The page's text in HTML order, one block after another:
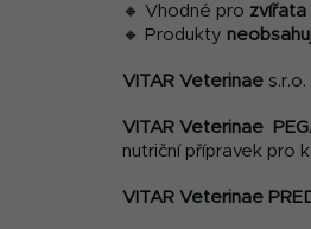
🔸 Vhodné pro zvířata
🔸 Produkty
VITAR Veterinae
VITAR Veterinae
nutriční přípravek pro
VITAR Veterinae